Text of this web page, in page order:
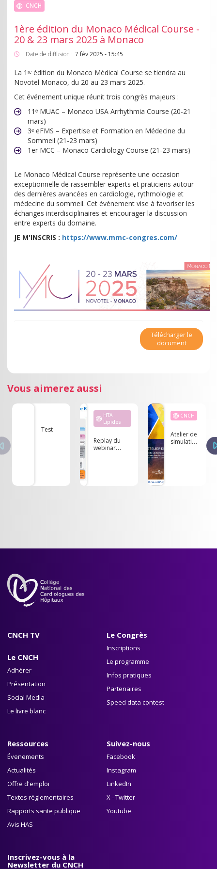
CNCH
1ère édition du Monaco Médical Course -
20 & 23 mars 2025 à Monaco
Date de diffusion : 7 fév 2025 - 15:45
La 1ʳᵉ édition du Monaco Médical Course se tiendra au
Novotel Monaco, du 20 au 23 mars 2025.
Cet événement unique réunit trois congrès majeurs :
11ᵉ MUAC – Monaco USA Arrhythmia Course (20-21
mars)
3ᵉ eFMS – Expertise et Formation en Médecine du
Sommeil (21-23 mars)
1er MCC – Monaco Cardiology Course (21-23 mars)
Le Monaco Médical Course représente une occasion
exceptionnelle de rassembler experts et praticiens autour
des dernières avancées en cardiologie, rythmologie et
médecine du sommeil. Cet événement vise à favoriser les
échanges interdisciplinaires et encourager la discussion
entre experts du domaine.
JE M'INSCRIS : https://www.mmc-congres.com/
Télécharger le
document
Vous aimerez aussi
Test
HTA
Lipides
Replay du
webinar
CNCH
Atelier de
simulation
CNCH TV
Le CNCH
Adhérer
Présentation
Social Media
Le livre blanc
Le Congrès
Inscriptions
Le programme
Infos pratiques
Partenaires
Speed data contest
Ressources
Évenements
Actualités
Offre d'emploi
Textes réglementaires
Rapports sante publique
Avis HAS
Suivez-nous
Facebook
Instagram
LinkedIn
X - Twitter
Youtube
Inscrivez-vous à la
Newsletter du CNCH